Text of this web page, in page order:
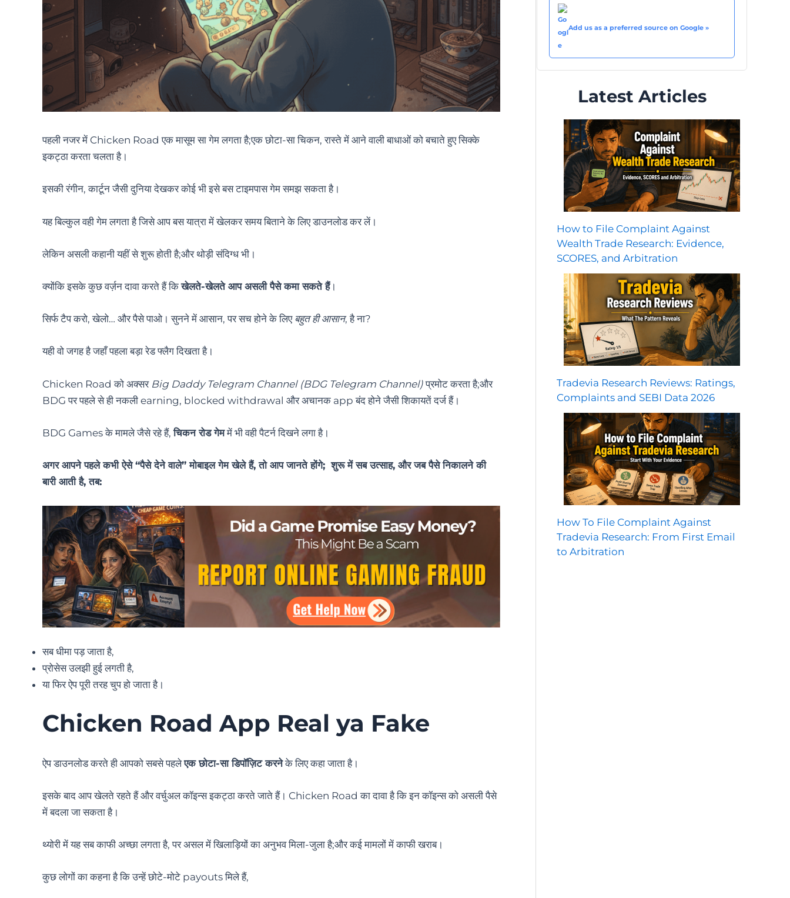
पहली नजर में Chicken Road एक मासूम सा गेम लगता है;एक छोटा-सा चिकन, रास्ते में आने वाली बाधाओं को बचाते हुए सिक्के
इकट्ठा करता चलता है।
इसकी रंगीन, कार्टून जैसी दुनिया देखकर कोई भी इसे बस टाइमपास गेम समझ सकता है।
यह बिल्कुल वही गेम लगता है जिसे आप बस यात्रा में खेलकर समय बिताने के लिए डाउनलोड कर लें।
लेकिन असली कहानी यहीं से शुरू होती है;और थोड़ी संदिग्ध भी।
क्योंकि इसके कुछ वर्ज़न दावा करते हैं किखेलते-खेलते आप असली पैसे कमा सकते हैं।
सिर्फ टैप करो, खेलो… और पैसे पाओ। सुनने में आसान, पर सच होने के लिए बहुत ही आसान, है ना?
यही वो जगह है जहाँ पहला बड़ा रेड फ्लैग दिखता है।
Chicken Road को अक्सर Big Daddy Telegram Channel (BDG Telegram Channel)प्रमोट करता है;और
BDG पर पहले से ही नकली earning, blocked withdrawal और अचानक app बंद होने जैसी शिकायतें दर्ज हैं।
BDG Games के मामले जैसे रहे हैं,चिकन रोड गेममें भी वही पैटर्न दिखने लगा है।
अगर आपने पहले कभी ऐसे “पैसे देने वाले” मोबाइल गेम खेले हैं, तो आप जानते होंगे; शुरू में सब उत्साह, और जब पैसे निकालने की
बारी आती है, तब:
सब धीमा पड़ जाता है,
प्रोसेस उलझी हुई लगती है,
या फिर ऐप पूरी तरह चुप हो जाता है।
Chicken Road App Real ya Fake
ऐप डाउनलोड करते ही आपको सबसे पहलेएक छोटा-सा डिपॉज़िट करनेके लिए कहा जाता है।
इसके बाद आप खेलते रहते हैं और वर्चुअल कॉइन्स इकट्ठा करते जाते हैं। Chicken Road का दावा है कि इन कॉइन्स को असली पैसे
में बदला जा सकता है।
थ्योरी में यह सब काफी अच्छा लगता है, पर असल में खिलाड़ियों का अनुभव मिला-जुला है;और कई मामलों में काफी खराब।
कुछ लोगों का कहना है कि उन्हें छोटे-मोटे payouts मिले हैं,
Add us as a preferred source on Google »
Latest Articles
How to File Complaint Against
Wealth Trade Research: Evidence,
SCORES, and Arbitration
Tradevia Research Reviews: Ratings,
Complaints and SEBI Data 2026
How To File Complaint Against
Tradevia Research: From First Email
to Arbitration